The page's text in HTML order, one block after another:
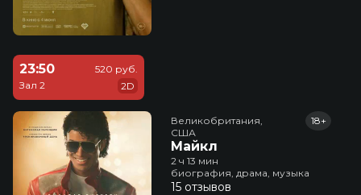
23:50
Зал 2
520 руб.
2D
Великобритания,
США
Майкл
18+
2 ч 13 мин
биография, драма, музыка
15 отзывов